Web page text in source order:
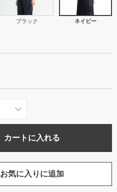
ブラック ネイビー
カートに入れる
お気に入りに追加